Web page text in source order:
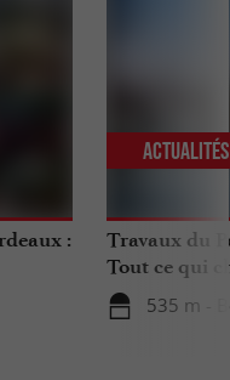
:
Travaux du
Tout ce qui
535 m -
Actualités